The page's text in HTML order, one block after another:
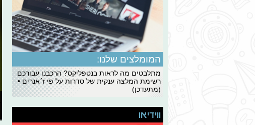
המומלצים שלנו:
מתלבטים מה לראות בנטפליקס? הרכבנו עבורכם
רשימת המלצה ענקית של סדרות על פי ז׳אנרים •
(מתעדכן)
ווידיאו